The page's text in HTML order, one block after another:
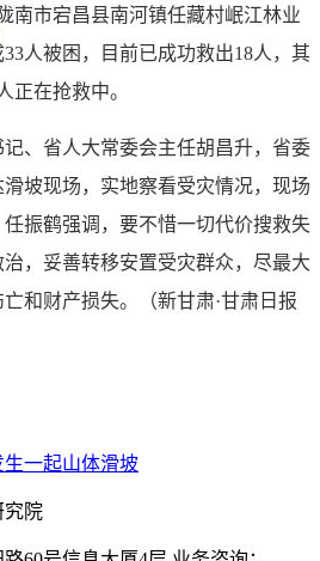
南市宕昌县南河镇任藏村岷江林业
人被困，目前已成功救出18人，其
正在抢救中。
记、省人大常委会主任胡昌升，省委
坡现场，实地察看受灾情况，现场
振鹤强调，要不惜一切代价搜救失
，妥善转移安置受灾群众，尽最大
和财产损失。（新甘肃·甘肃日报
生一起山体滑坡
究院